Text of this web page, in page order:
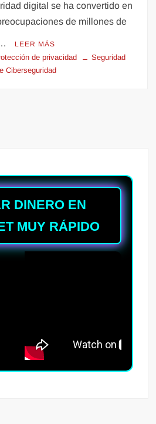
digital se ha convertido en
de millones de
LEER MÁS
de privacidad
Seguridad
Ciberseguridad
DINERO EN
MUY RÁPIDO